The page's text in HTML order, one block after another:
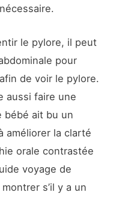
le pylore, il peut
pour
de voir le pylore.
aussi faire une
bébé ait bu un
améliorer la clarté
orale contrastée
voyage de
s’il y a un